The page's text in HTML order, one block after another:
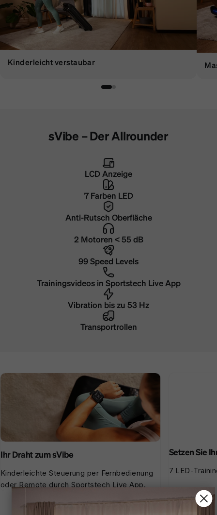
Kinderleicht verstaubar
sVibe – Der Allrounder
LCD Anzeige
7 Farben LED
Anti-Rutsch Oberfläche
2 Motoren < 55 dB
99 Speed Levels
Trainingsvideos in Sportstech Live App
Vibration bis zu 53 Hz
Transportrollen
Ihr Draht zum sVibe
Kinderleichte Steuerung per Fernbedienung
oder Remote durch Sportstech Live App.
Setzen Sie
7 LED-